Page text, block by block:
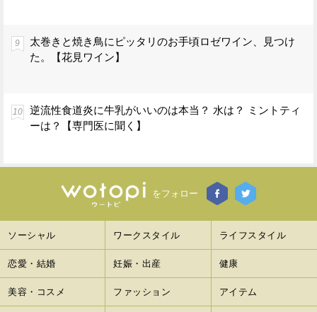
太巻きと焼き鳥にピッタリのお手頃ロゼワイン、見つけ
た。【花見ワイン】
逆流性食道炎に牛乳がいいのは本当？ 水は？ ミントティ
ーは？【専門医に聞く】
をフォロー
ソーシャル ワークスタイル ライフスタイル
恋愛・結婚 妊娠・出産 健康
美容・コスメ ファッション アイテム